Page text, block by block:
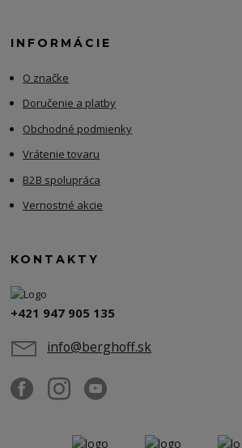
INFORMÁCIE
O značke
Doručenie a platby
Obchodné podmienky
Vrátenie tovaru
B2B spolupráca
Vernostné akcie
KONTAKTY
+421 947 905 135
info@berghoff.sk